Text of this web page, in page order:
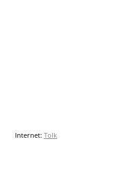
Internet: Tolk